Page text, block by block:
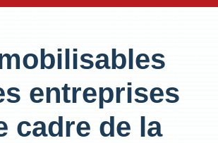
entreprises
cadre de la